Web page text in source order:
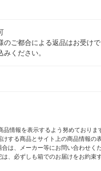
のご都合による返品はお受け
ください。
情報を表示するよう努めており
する商品とサイト上の商品情報
は、メーカー等にお問い合わせくだ
、必ずしも箱でのお届けをお約